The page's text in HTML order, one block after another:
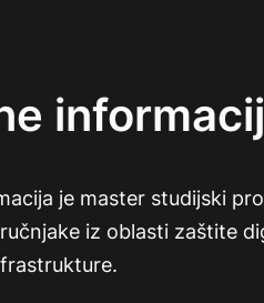
je master studijski
iz oblasti zaštite